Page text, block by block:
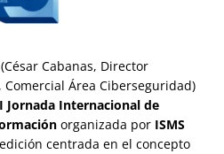
(César Cabanas, Director
Comercial Área Ciberseguridad)
Jornada Internacional de
organizada por ISMS
centrada en el concepto